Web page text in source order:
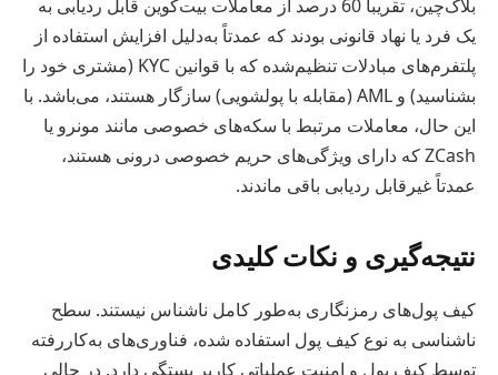
بلاک‌چین، تقریباً 60 درصد از معاملات بیت‌کوین قابل ردیابی به
یک فرد یا نهاد قانونی بودند که عمدتاً به‌دلیل افزایش استفاده از
پلتفرم‌های مبادلات تنظیم‌شده که با قوانین KYC (مشتری خود را
بشناسید) و AML (مقابله با پولشویی) سازگار هستند، می‌باشد. با
این حال، معاملات مرتبط با سکه‌های خصوصی مانند مونرو یا
ZCash که دارای ویژگی‌های حریم خصوصی درونی هستند،
عمدتاً غیرقابل ردیابی باقی ماندند.
نتیجه‌گیری و نکات کلیدی
کیف پول‌های رمزنگاری به‌طور کامل ناشناس نیستند. سطح
ناشناسی به نوع کیف پول استفاده شده، فناوری‌های به‌کاررفته
توسط کیف پول و امنیت عملیاتی کاربر بستگی دارد. در حالی